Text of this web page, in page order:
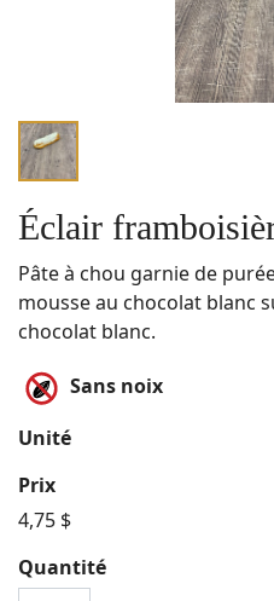
Éclair
Pâte à chou garnie de
mousse au chocolat blanc
chocolat blanc.
Sans noix
Unité
Prix
4,75 $
Quantité